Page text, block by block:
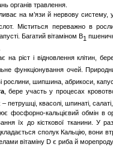
органів травлення.
на м’язи й нервову
Міститься переважно в
Багатий вітаміном B1
на ріст і відновлення клітин,
функціонування очей.
рослини, шипшина, абрикоси,
, бере участь у процесах
квасолі, шпинаті, салаті,
фосфорно-кальцієвий обмін в
їх до кісткової тканини. У
сполук Кальцію, вони
вітаміну D є риба й